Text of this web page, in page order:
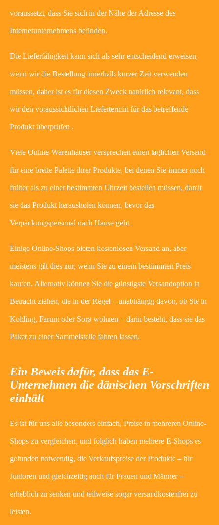
voraussetzt, dass Sie sich in der Nähe der Adresse des
Internetunternehmens befinden.
Die Lieferfähigkeit kann sich als sehr entscheidend erweisen,
wenn wir die Bestellung innerhalb kurzer Zeit verwenden
müssen, daher ist es für diesen Zweck natürlich relevant, dass
wir den voraussichtlichen Liefertermin für das betreffende
Produkt überprüfen .
Viele Online-Warenhäuser versprechen einen täglichen Versand
für eine breite Palette ihrer Produkte, bei denen Sie immer noch
früher als zu einer bestimmten Uhrzeit bestellen müssen, damit
sie das Produkt herausholen können, bevor das
Verpackungspersonal nach Hause geht .
Einige Online-Shops bieten kostenlosen Versand an, aber
meistens gilt dies nur, wenn Sie zu einem bestimmten Preis
kaufen. Alternativ können Sie die günstigste Versandoption in
Betracht ziehen, die in der Regel – unabhängig davon, ob Sie in
Kolding, Farum oder Sorø wohnen – darin besteht, dass sie das
Paket zu einer Sammelstelle fahren lassen.
Ein Beweis dafür, dass das E-
Unternehmen die dänischen Vorschriften
einhält
Es ist für uns alle besonders einfach, Preise in mehreren Online-
Shops zu vergleichen, und folglich haben mehrere E-Shops es
gefunden notwendig, die Verkaufspreise der Produkte – für
Junioren und gleichzeitig auch für Frauen und Männer –
erheblich zu senken und teilweise sogar versandkostenfrei zu
leisten.